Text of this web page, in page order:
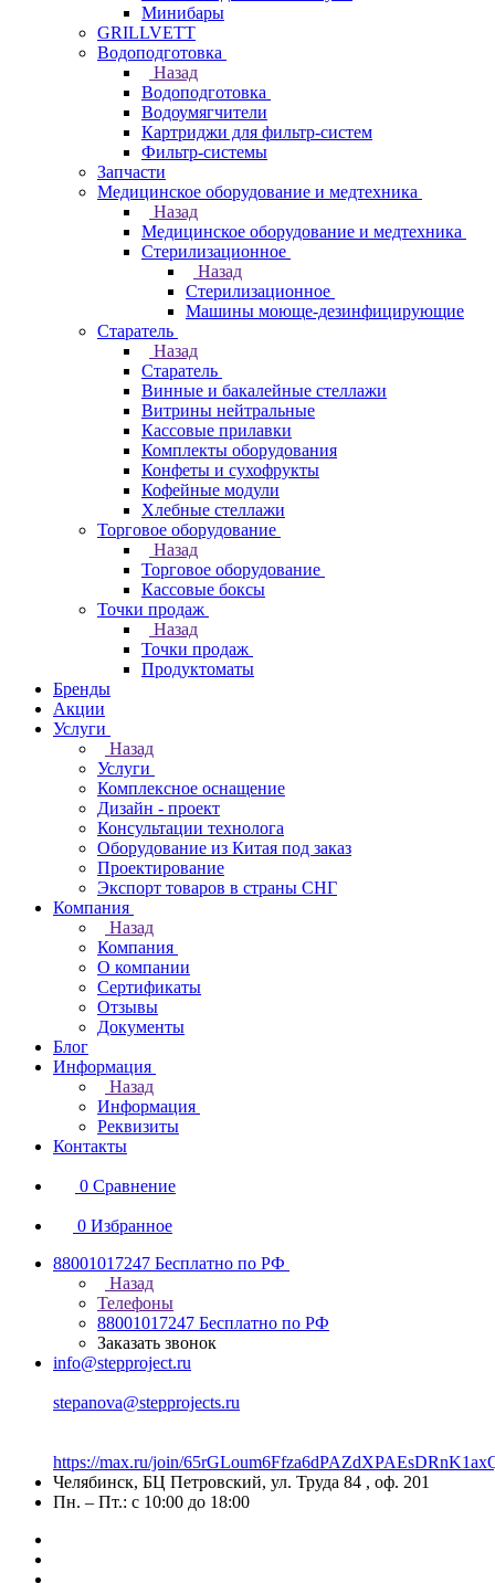
Минибары
GRILLVETT
Водоподготовка
Назад
Водоподготовка
Водоумягчители
Картриджи для фильтр-систем
Фильтр-системы
Запчасти
Медицинское оборудование и медтехника
Назад
Медицинское оборудование и медтехника
Стерилизационное
Назад
Стерилизационное
Машины моюще-дезинфицирующие
Старатель
Назад
Старатель
Винные и бакалейные стеллажи
Витрины нейтральные
Кассовые прилавки
Комплекты оборудования
Конфеты и сухофрукты
Кофейные модули
Хлебные стеллажи
Торговое оборудование
Назад
Торговое оборудование
Кассовые боксы
Точки продаж
Назад
Точки продаж
Продуктоматы
Бренды
Акции
Услуги
Назад
Услуги
Комплексное оснащение
Дизайн - проект
Консультации технолога
Оборудование из Китая под заказ
Проектирование
Экспорт товаров в страны СНГ
Компания
Назад
Компания
О компании
Сертификаты
Отзывы
Документы
Блог
Информация
Назад
Информация
Реквизиты
Контакты
0 Сравнение
0 Избранное
88001017247 Бесплатно по РФ
Назад
Телефоны
88001017247 Бесплатно по РФ
Заказать звонок
info@stepproject.ru
stepanova@stepprojects.ru
https://max.ru/join/
Челябинск, БЦ Петровский, ул. Труда 84 , оф. 201
Пн. – Пт.: с 10:00 до 18:00